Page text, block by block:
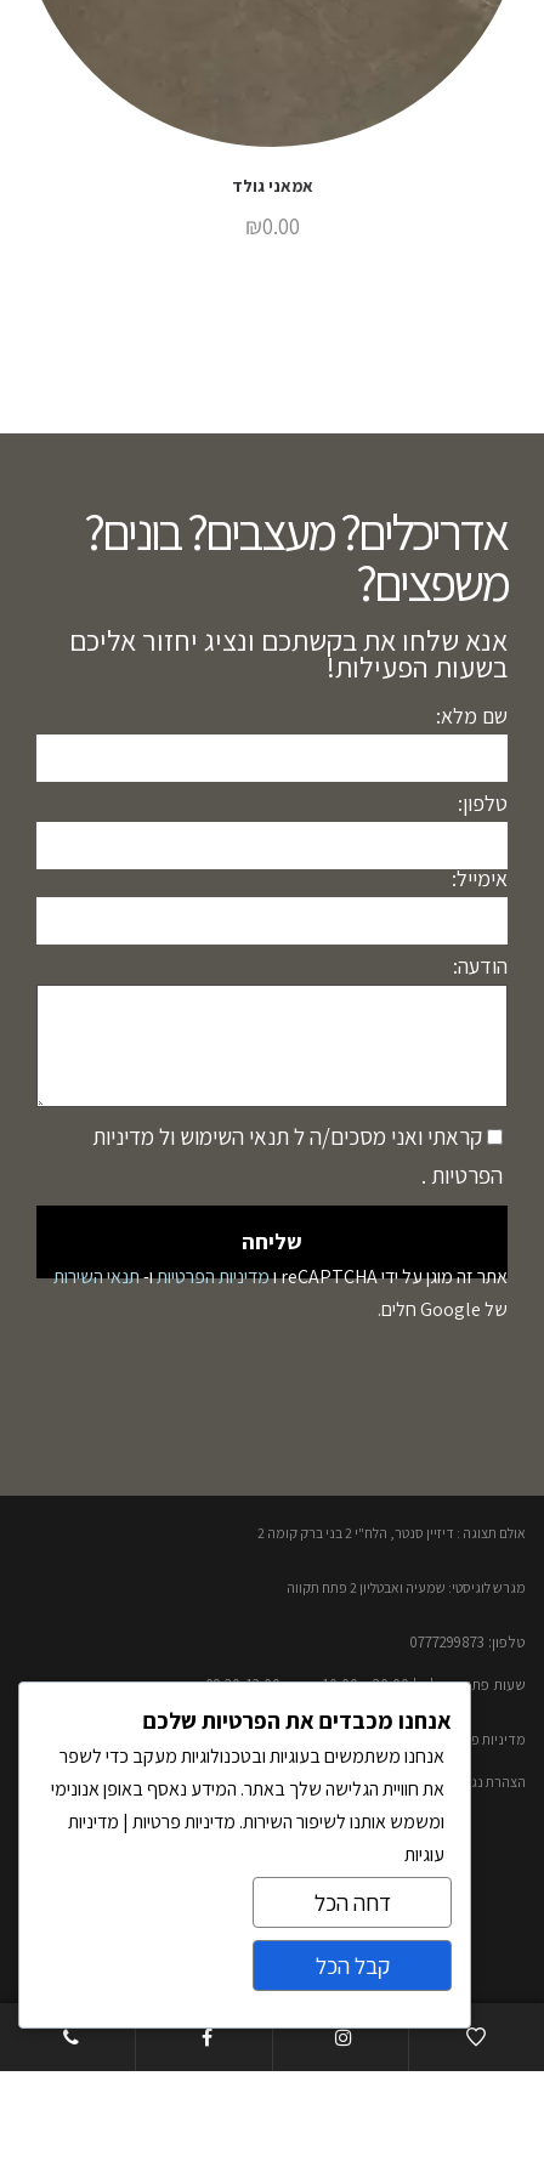
אמאני גולד
₪0.00
אדריכלים? מעצבים? בונים?
משפצים?​
אנא שלחו את בקשתכם ונציג יחזור אליכם
בשעות הפעילות!
שם מלא:
טלפון:
אימייל:
הודעה:
קראתי ואני מסכים/ה ל תנאי השימוש ול מדיניות
הפרטיות .
אתר זה מוגן על ידי reCAPTCHA ו מדיניות הפרטיותו-תנאי השירות
של Google חלים.
אולם תצוגה : דיזיין סנטר, הלח"י 2 בני ברק קומה 2​
מגרש לוגיסטי: שמעיה ואבטליון 2 פתח תקווה
טלפון: 0777299873​
שעות פתיחה: א'-ה' 20:00 – 10:00​​ שישי- 09:30-13:00
מדיניות פרטיות ותנאי שימוש
הצהרת נגישות
אודותינו
קטלוג אבנים טבעיות
אדריכלים ומעצבי פנים
אנחנו מכבדים את הפרטיות שלכם
אנחנו משתמשים בעוגיות ובטכנולוגיות מעקב כדי לשפר
את חוויית הגלישה שלך באתר. המידע נאסף באופן אנונימי
ומשמש אותנו לשיפור השירות. מדיניות פרטיות | מדיניות
עוגיות
דחה הכל
קבל הכל